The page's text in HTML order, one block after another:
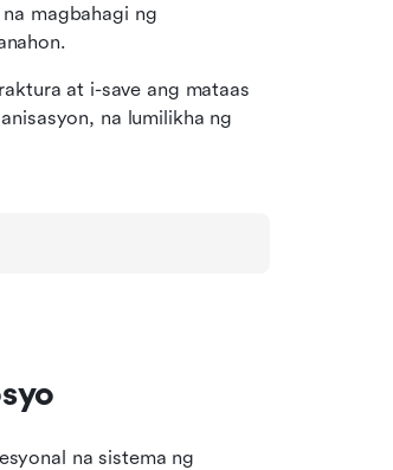
magbahagi ng
at i-save ang mataas
na lumilikha ng
na sistema ng